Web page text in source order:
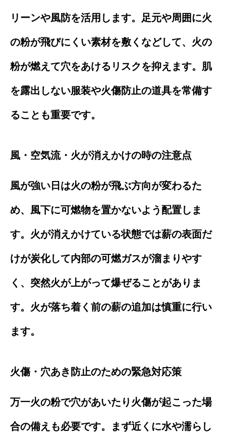
リーンや風防を活用します。足元や周囲に火
の粉が飛びにくい素材を敷くなどして、火の
粉が燃えて穴をあけるリスクを抑えます。肌
を露出しない服装や火傷防止の道具を常備す
ることも重要です。
風・空気流・火が消えかけの時の注意点
風が強い日は火の粉が飛ぶ方向が変わるた
め、風下に可燃物を置かないよう配置しま
す。火が消えかけている状態では薪の表面だ
けが炭化して内部の可燃ガスが溜まりやす
く、突然火が上がって爆ぜることがありま
す。火が落ち着く前の薪の追加は慎重に行い
ます。
火傷・穴あき防止のための緊急対応策
万一火の粉で穴があいたり火傷が起こった場
合の備えも必要です。まず近くに水や濡らし